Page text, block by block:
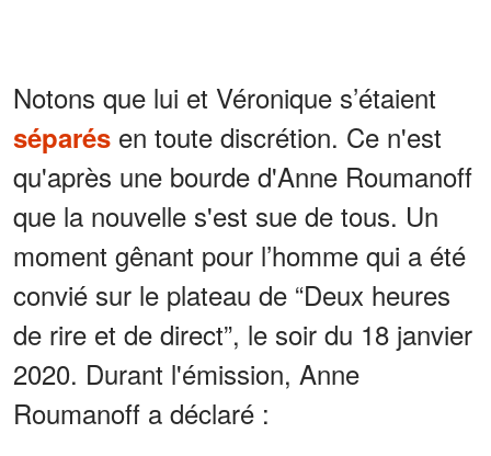
Notons que lui et Véronique s’étaient
séparés en toute discrétion. Ce n'est
qu'après une bourde d'Anne Roumanoff
que la nouvelle s'est sue de tous. Un
moment gênant pour l’homme qui a été
convié sur le plateau de “Deux heures
de rire et de direct”, le soir du 18 janvier
2020. Durant l'émission, Anne
Roumanoff a déclaré :